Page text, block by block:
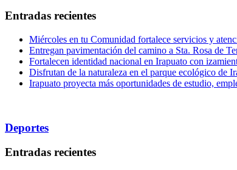
Entradas recientes
Miércoles en tu Comunidad fortalece servicios y
Entregan pavimentación del camino a Sta. Rosa de
Fortalecen identidad nacional en Irapuato con
Disfrutan de la naturaleza en el parque ecológico de
Irapuato proyecta más oportunidades de estudio,
Deportes
Entradas recientes